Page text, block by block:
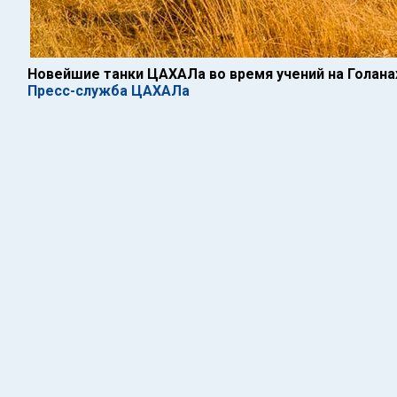
Новейшие танки ЦАХАЛа во время учений на
Пресс-служба ЦАХАЛа